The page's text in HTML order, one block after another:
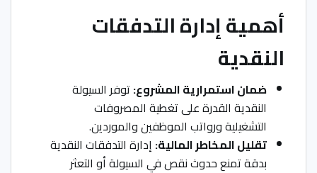
أهمية إدارة التدفقات
النقدية
ضمان استمرارية المشروع:توفر السيولة
النقدية القدرة على تغطية المصروفات
التشغيلية ورواتب الموظفين والموردين.
تقليل المخاطر المالية:إدارة التدفقات النقدية
بدقة تمنع حدوث نقص في السيولة أو التعثر